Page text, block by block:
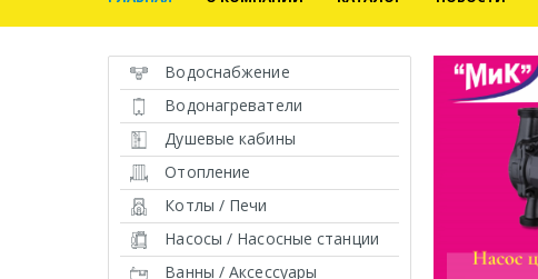
Водоснабжение
Водонагреватели
Душевые кабины
Отопление
Котлы / Печи
Насосы / Насосные станции
Ванны / Аксессуары